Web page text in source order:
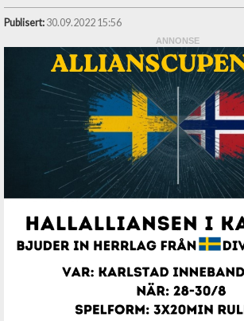
Publisert: 30.09.2022 15:56